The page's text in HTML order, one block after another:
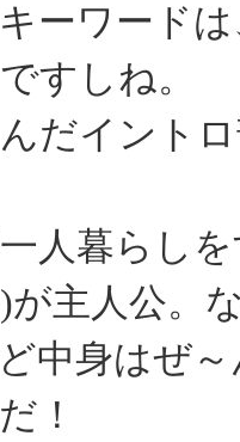
ーワード
すしね。
だイント
人暮らし
が主人公。
中身はぜ
！